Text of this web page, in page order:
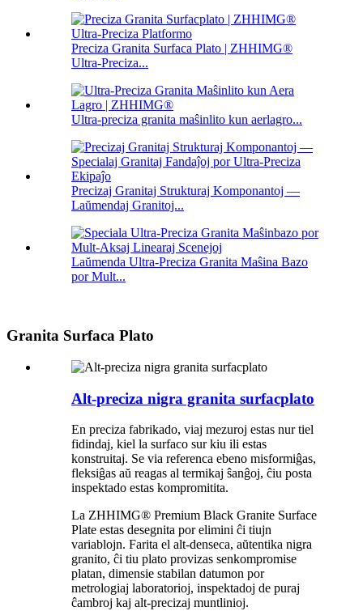
Preciza Granita Surfaca Plato | ZHHIMG®
Ultra-Preciza...
Ultra-preciza granita maŝinlito kun aerlagro...
Precizaj Granitaj Strukturaj Komponantoj —
Laŭmendaj Granitoj...
Laŭmenda Ultra-Preciza Granita Maŝina Bazo
por Mult...
Granita Surfaca Plato
Alt-preciza nigra granita surfacplato
En preciza fabrikado, viaj mezuroj estas nur tiel
fidindaj, kiel la surfaco sur kiu ili estas
konstruitaj. Se via referenca ebeno misformiĝas,
fleksiĝas aŭ reagas al termikaj ŝanĝoj, ĉiu posta
inspektado estas kompromitita.
La ZHHIMG® Premium Black Granite Surface
Plate estas desegnita por elimini ĉi tiujn
variablojn. Farita el alt-denseca, aŭtentika nigra
granito, ĉi tiu plato provizas senkompromise
platan, dimensie stabilan datumon por
metrologiaj laboratorioj, inspektadoj de puraj
ĉambroj kaj alt-precizaj muntlinioj.